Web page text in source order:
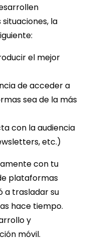
la
el mejor
de acceder a
sea de la más
con la audiencia
etc.)
con tu
plataformas
a trasladar su
hace tiempo.
y
móvil.